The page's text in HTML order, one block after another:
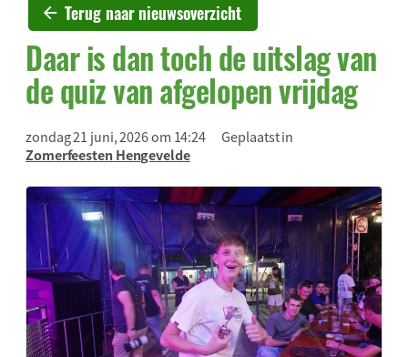
Terug naar nieuwsoverzicht
Daar is dan toch de uitslag van
de quiz van afgelopen vrijdag
zondag 21 juni, 2026 om 14:24
Geplaatst in
Zomerfeesten Hengevelde